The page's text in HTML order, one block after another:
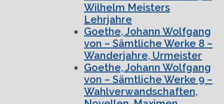
Wilhelm Meisters
Lehrjahre
Goethe, Johann Wolfgang
von – Sämtliche Werke 8 –
Wanderjahre, Urmeister
Goethe, Johann Wolfgang
von – Sämtliche Werke 9 –
Wahlverwandschaften,